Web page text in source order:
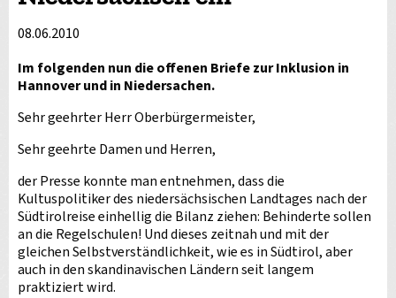
08.06.2010
Im folgenden nun die offenen Briefe zur Inklusion in
Hannover und in Niedersachen.
Sehr geehrter Herr Oberbürgermeister,
Sehr geehrte Damen und Herren,
der Presse konnte man entnehmen, dass die
Kultuspolitiker des niedersächsischen Landtages nach der
Südtirolreise einhellig die Bilanz ziehen: Behinderte sollen
an die Regelschulen! Und dieses zeitnah und mit der
gleichen Selbstverständlichkeit, wie es in Südtirol, aber
auch in den skandinavischen Ländern seit langem
praktiziert wird.